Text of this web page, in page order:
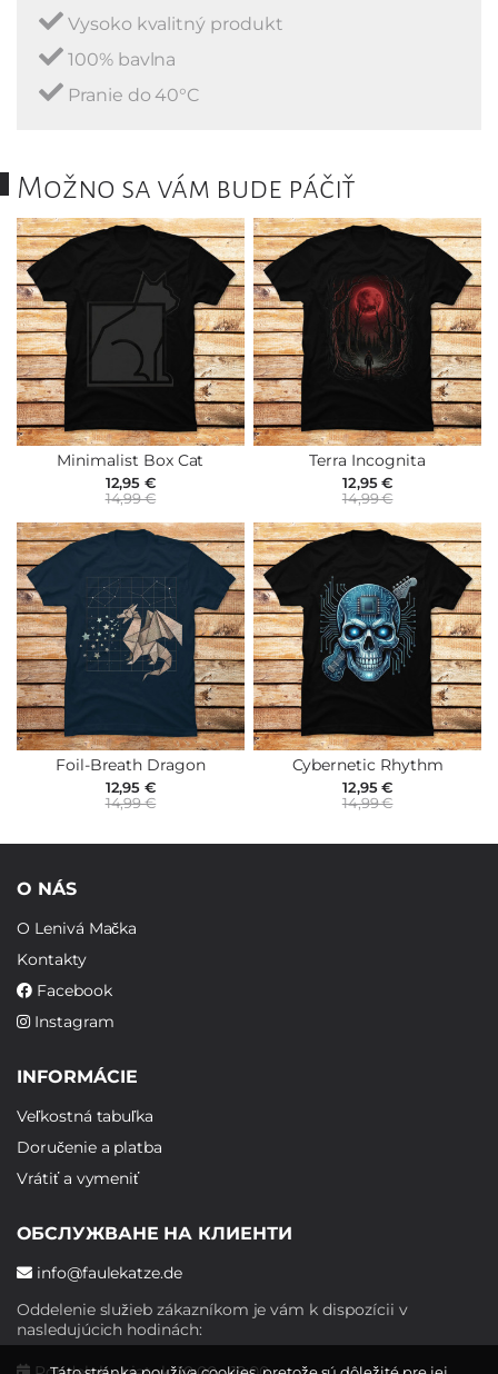
Vysoko kvalitný produkt
100% bavlna
Pranie do 40°C
Možno sa vám bude páčiť
Minimalist Box Cat
12,95 €
14,99 €
Terra Incognita
12,95 €
14,99 €
Foil-Breath Dragon
12,95 €
14,99 €
Cybernetic Rhythm
12,95 €
14,99 €
O NÁS
O Lenivá Mačka
Kontakty
Facebook
Instagram
INFORMÁCIE
Veľkostná tabuľka
Doručenie a platba
Vrátiť a vymeniť
ОБСЛУЖВАНЕ НА КЛИЕНТИ
info@faulekatze.de
Oddelenie služieb zákazníkom je vám k dispozícii v
nasledujúcich hodinách: